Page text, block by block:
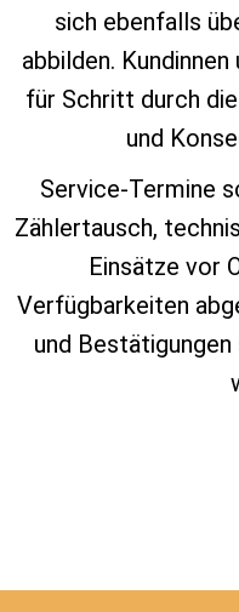
sich ebenfalls
abbilden.
für Schritt durch
und
Service‑Termine
Zählertausch,
Einsätze vor
Verfügbarkeiten
und